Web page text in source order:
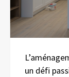
un défi